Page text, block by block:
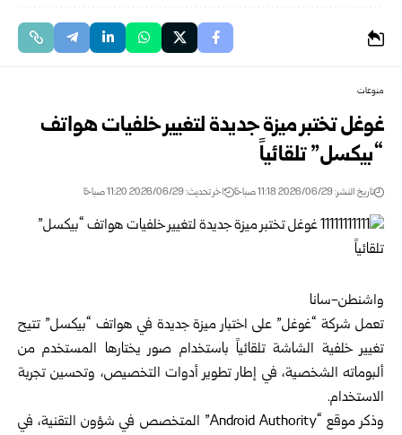
منوعات
غوغل تختبر ميزة جديدة لتغيير خلفيات هواتف
“بيكسل” تلقائياً
تاريخ النشر: 2026/06/29 11:18 صباحًا اخر تحديث: 2026/06/29 11:20 صباحًا
واشنطن-سانا
تعمل شركة “غوغل” على اختبار ميزة جديدة في هواتف “بيكسل” تتيح
تغيير خلفية الشاشة تلقائياً باستخدام صور يختارها المستخدم من
ألبوماته الشخصية، في إطار تطوير أدوات التخصيص، وتحسين تجربة
الاستخدام.
وذكر موقع “Android Authority” المتخصص في شؤون التقنية، في